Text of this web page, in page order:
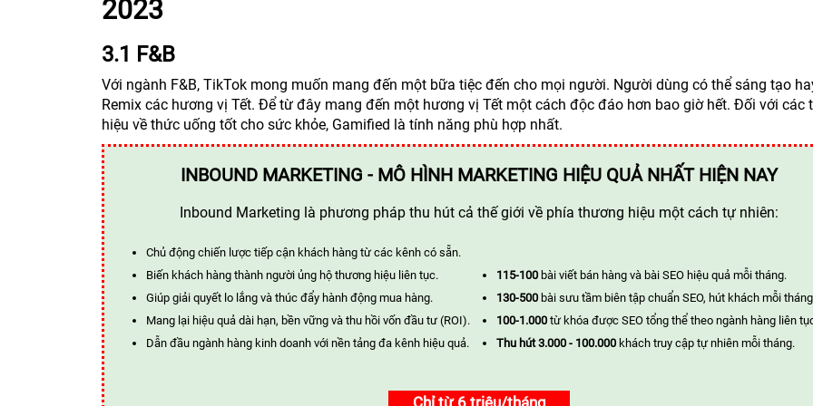
2023
3.1 F&B
Với ngành F&B, TikTok mong muốn mang đến một bữa tiệc đến cho mọi người. Người dùng có thể sáng tạo
Remix các hương vị Tết. Để từ đây mang đến một hương vị Tết một cách độc đáo hơn bao giờ hết. Đối với các
hiệu về thức uống tốt cho sức khỏe, Gamified là tính năng phù hợp nhất.
INBOUND MARKETING - MÔ HÌNH MARKETING HIỆU QUẢ NHẤT HIỆN NAY
Inbound Marketing là phương pháp thu hút cả thế giới về phía thương hiệu một cách tự nhiên:
Chủ động chiến lược tiếp cận khách hàng từ các kênh có sẵn.
Biến khách hàng thành người ủng hộ thương hiệu liên tục.
Giúp giải quyết lo lắng và thúc đẩy hành động mua hàng.
Mang lại hiệu quả dài hạn, bền vững và thu hồi vốn đầu tư (ROI).
Dẫn đầu ngành hàng kinh doanh với nền tảng đa kênh hiệu quả.
115-100 bài viết bán hàng và bài SEO hiệu quả mỗi tháng.
130-500 bài sưu tầm biên tập chuẩn SEO, hút khách mỗi
100-1.000 từ khóa được SEO tổng thể theo ngành hàng liên
Thu hút 3.000 - 100.000 khách truy cập tự nhiên mỗi tháng.
Chỉ từ 6 triệu/tháng